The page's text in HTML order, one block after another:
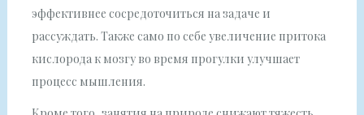
эффективнее сосредоточиться на задаче и
рассуждать. Также само по себе увеличение притока
кислорода к мозгу во время прогулки улучшает
процесс мышления.